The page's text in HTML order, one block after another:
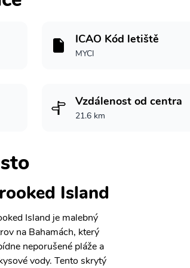
ICAO Kód letiště
MYCI
Vzdálenost od centra
21.6 km
Island
Island je malebný
na Bahamách, který
neporušené pláže a
vody. Tento skrytý